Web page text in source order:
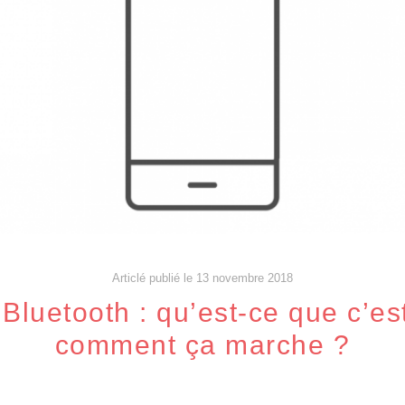
Articlé publié le 13 novembre 2018
: qu’est-ce que
comment ça marche ?